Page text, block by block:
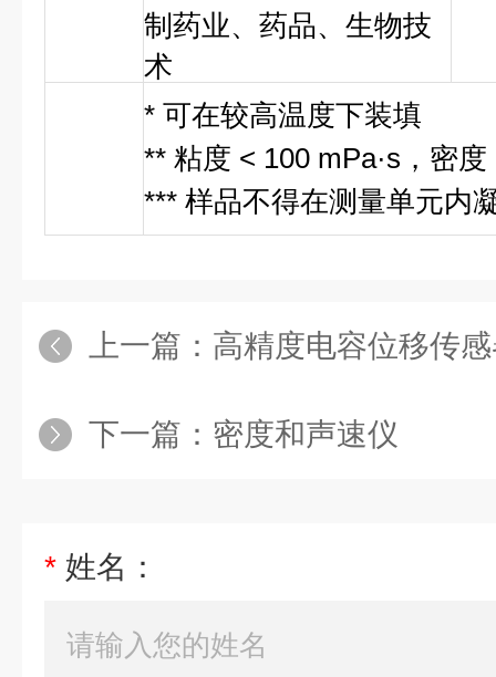
制药业、药品、生物技
术
* 可在较高温度下装填
** 粘度 < 100 mPa·s，密
*** 样品不得在测量单元内
上一篇： 高精度电容位移传
下一篇： 密度和声速仪
* 姓名：